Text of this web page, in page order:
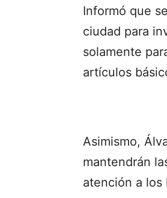
Informó que
ciudad para
solamente
artículos
Asimismo,
mantendrán
atención a los